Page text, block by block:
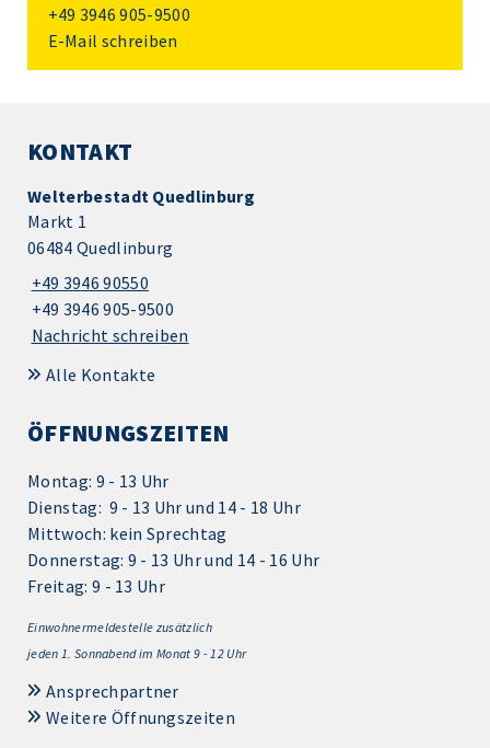
+49 3946 905-9500
E-Mail schreiben
KONTAKT
Welterbestadt Quedlinburg
Markt 1
06484 Quedlinburg
+49 3946 90550
+49 3946 905-9500
Nachricht schreiben
Alle Kontakte
ÖFFNUNGSZEITEN
Montag: 9 - 13 Uhr
Dienstag: 9 - 13 Uhr und 14 - 18 Uhr
Mittwoch: kein Sprechtag
Donnerstag: 9 - 13 Uhr und 14 - 16 Uhr
Freitag: 9 - 13 Uhr
Einwohnermeldestelle zusätzlich
jeden 1. Sonnabend im Monat 9 - 12 Uhr
Ansprechpartner
Weitere Öffnungszeiten